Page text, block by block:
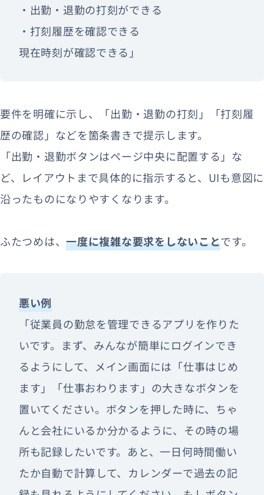
・出勤・退勤の打刻ができる
・打刻履歴を確認できる
現在時刻が確認できる」
要件を明確に示し、「出勤・退勤の打刻」「打刻履
歴の確認」などを箇条書きで提示します。
「出勤・退勤ボタンはページ中央に配置する」な
ど、レイアウトまで具体的に指示すると、UIも意図に
沿ったものになりやすくなります。
ふたつめは、一度に複雑な要求をしないことです。
悪い例
「従業員の勤怠を管理できるアプリを作りた
いです。まず、みんなが簡単にログインでき
るようにして、メイン画面には「仕事はじめ
ます」「仕事おわります」の大きなボタンを
置いてください。ボタンを押した時に、ちゃ
んと会社にいるか分かるように、その時の場
所も記録したいです。あと、一日何時間働い
たか自動で計算して、カレンダーで過去の記